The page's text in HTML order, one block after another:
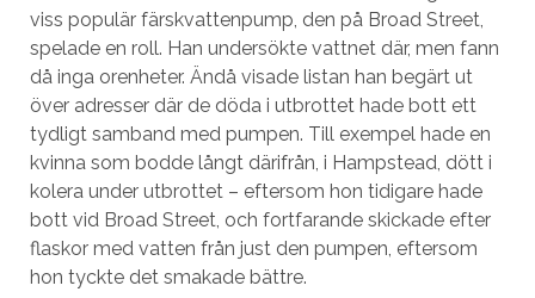
viss populär färskvattenpump, den på Broad Street,
spelade en roll. Han undersökte vattnet där, men fann
då inga orenheter. Ändå visade listan han begärt ut
över adresser där de döda i utbrottet hade bott ett
tydligt samband med pumpen. Till exempel hade en
kvinna som bodde långt därifrån, i Hampstead, dött i
kolera under utbrottet – eftersom hon tidigare hade
bott vid Broad Street, och fortfarande skickade efter
flaskor med vatten från just den pumpen, eftersom
hon tyckte det smakade bättre.